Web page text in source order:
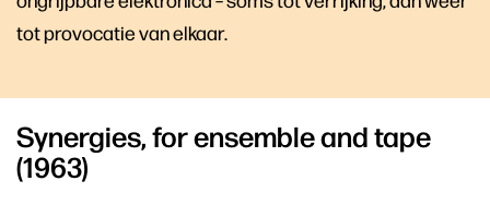
tot provocatie van elkaar.
Synergies, for ensemble and tape
(1963)